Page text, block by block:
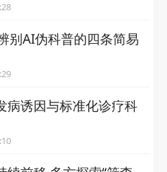
别AI伪科普的四条简易
病诱因与标准化诊疗科